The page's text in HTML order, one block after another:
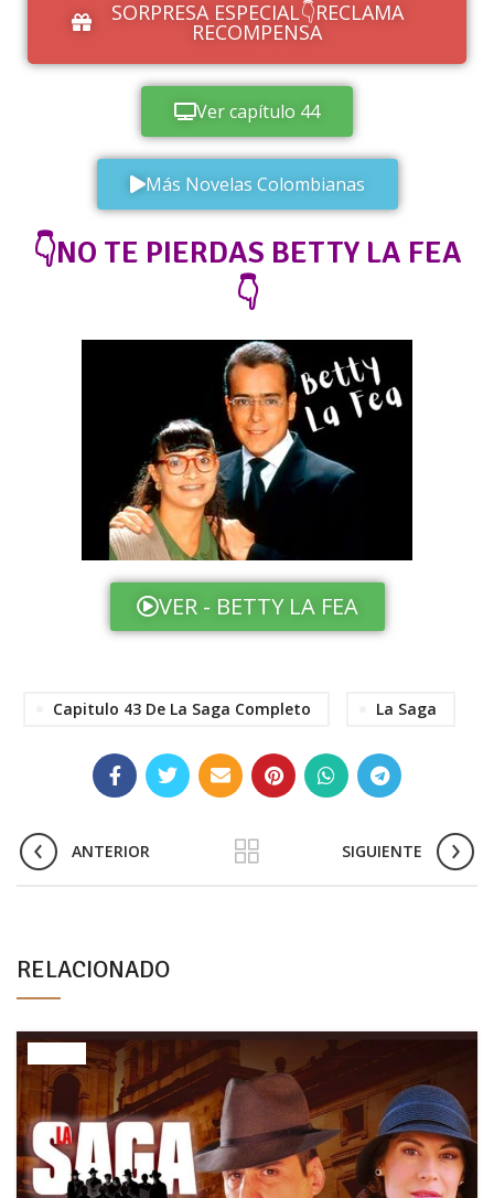
SORPRESA ESPECIAL👇RECLAMA
RECOMPENSA
Ver capítulo 44
Más Novelas Colombianas
👇NO TE PIERDAS BETTY LA FEA
👇
VER - BETTY LA FEA
Capitulo 43 De La Saga Completo La Saga
ANTERIOR SIGUIENTE
RELACIONADO